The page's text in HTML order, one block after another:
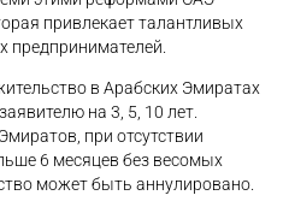
привлекает талантливых
предпринимателей.
в Арабских Эмиратах
на 3, 5, 10 лет.
при отсутствии
6 месяцев без весомых
может быть аннулировано.